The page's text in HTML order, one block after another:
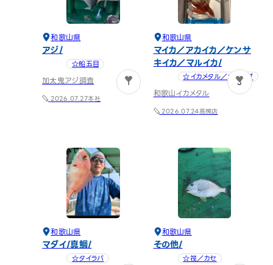
和歌山県
アジ
☆船五目
加太鬼アジ調査
2026.07.27本社
1
和歌山県
マイカ／アカイカ／ケンサ
キイカ／マルイカ
☆イカメタル／オモリグ
和歌山イカメタル
2026.07.24高槻店
3
和歌山県
マダイ 真鯛
☆タイラバ
和歌山県
その他
☆筏／カセ